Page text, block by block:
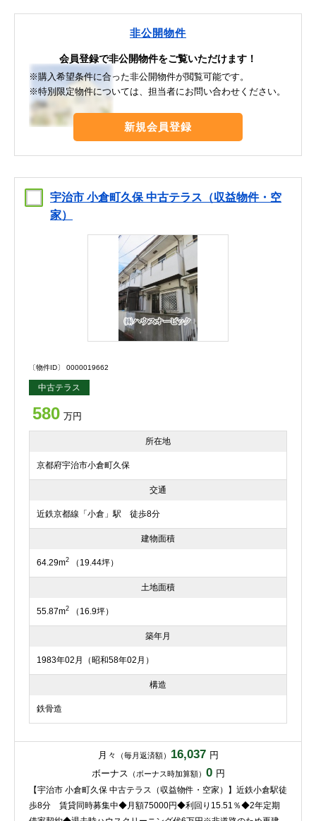
非公開物件
会員登録で非公開物件をご覧いただけます！
※購入希望条件に合った非公開物件が閲覧可能です。
※特別限定物件については、担当者にお問い合わせください。
新規会員登録
宇治市 小倉町久保 中古テラス（収益物件・空
家）
〔物件ID〕 0000019662
中古テラス
580 万円
所在地
京都府宇治市小倉町久保
交通
近鉄京都線「小倉」駅 徒歩8分
建物面積
64.29m2 （19.44坪）
土地面積
55.87m2 （16.9坪）
築年月
1983年02月（昭和58年02月）
構造
鉄骨造
月々 （毎月返済額） 16,037 円
ボーナス （ボーナス時加算額） 0 円
【宇治市 小倉町久保 中古テラス（収益物件・空家）】近鉄小倉駅徒
歩8分 賃貸同時募集中◆月額75000円◆利回り15.51％◆2年定期